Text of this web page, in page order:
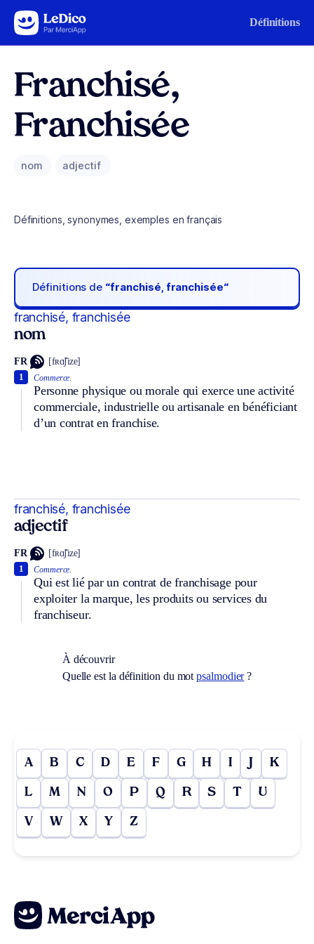
Aller au contenu Définitions
Franchisé,
Franchisée
nom adjectif
Définitions, synonymes, exemples en français
Définitions de “franchisé, franchisée“
franchisé, franchisée
nom
FR [fʀɑ̃ʃize]
Commerce.
Personne physique ou morale qui exerce une activité
commerciale, industrielle ou artisanale en bénéficiant
d’un contrat en franchise.
1
franchisé, franchisée
adjectif
FR [fʀɑ̃ʃize]
Commerce.
Qui est lié par un contrat de franchisage pour
exploiter la marque, les produits ou services du
franchiseur.
1
À découvrir
Quelle est la définition du motpsalmodier?
A B C D E F G H I J K
L M N O P Q R S T U
V W X Y Z